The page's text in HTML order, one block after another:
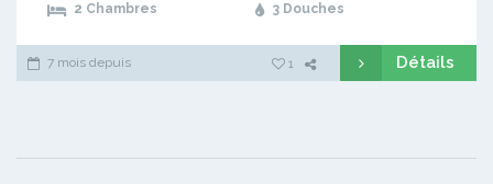
2 Chambres 3 Douches
7 mois depuis 1 Détails